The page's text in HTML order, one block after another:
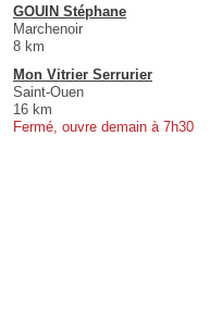
GOUIN Stéphane
Marchenoir
8 km
Mon Vitrier Serrurier
Saint-Ouen
16 km
Fermé, ouvre demain à 7h30